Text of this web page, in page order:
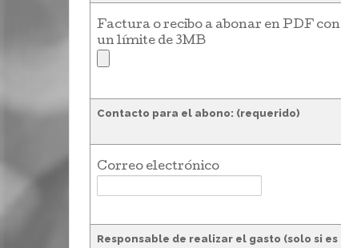
Factura o recibo a abonar en PDF con
un límite de 3MB
Contacto para el abono: (requerido)
Correo electrónico
Responsable de realizar el gasto (solo si es